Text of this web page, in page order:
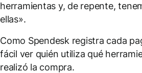
herramientas y, de repente,
ellas».
Como Spendesk registra cada
fácil ver quién utiliza qué
realizó la compra.